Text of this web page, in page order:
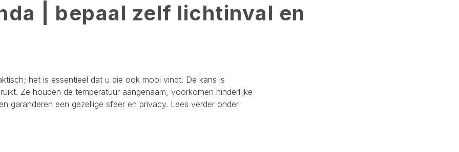
| bepaal zelf lichtinval en
het is essentieel dat u die ook mooi vindt. De kans is
Ze houden de temperatuur aangenaam, voorkomen hinderlijke
garanderen een gezellige sfeer en privacy. Lees verder onder